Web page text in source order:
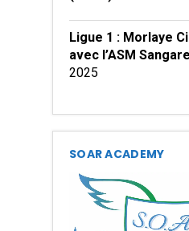
Ligue 1 : Morlaye
avec l’ASM
2025
SOAR ACADEMY